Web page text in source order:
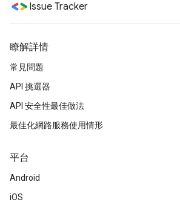
Issue Tracker
瞭解詳情
常見問題
API 挑選器
API 安全性最佳做法
最佳化網路服務使用情形
平台
Android
iOS